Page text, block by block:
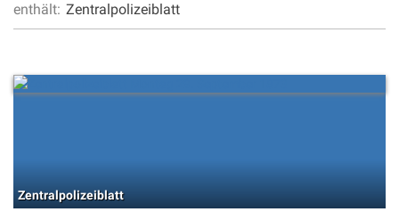
enthält: Zentralpolizeiblatt
Zentralpolizeiblatt